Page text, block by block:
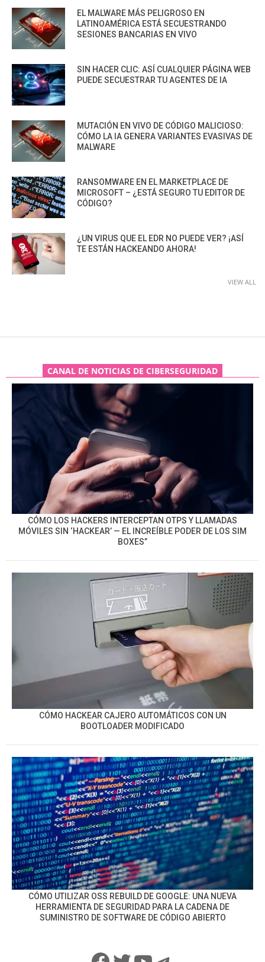
EL MALWARE MÁS PELIGROSO EN
LATINOAMÉRICA ESTÁ SECUESTRANDO
SESIONES BANCARIAS EN VIVO
SIN HACER CLIC: ASÍ CUALQUIER PÁGINA WEB
PUEDE SECUESTRAR TU AGENTES DE IA
MUTACIÓN EN VIVO DE CÓDIGO MALICIOSO:
CÓMO LA IA GENERA VARIANTES EVASIVAS DE
MALWARE
RANSOMWARE EN EL MARKETPLACE DE
MICROSOFT – ¿ESTÁ SEGURO TU EDITOR DE
CÓDIGO?
¿UN VIRUS QUE EL EDR NO PUEDE VER? ¡ASÍ
TE ESTÁN HACKEANDO AHORA!
VIEW ALL
CANAL DE NOTICIAS DE CIBERSEGURIDAD
CÓMO LOS HACKERS INTERCEPTAN OTPS Y LLAMADAS
MÓVILES SIN ‘HACKEAR’ — EL INCREÍBLE PODER DE LOS SIM
BOXES”
CÓMO HACKEAR CAJERO AUTOMÁTICOS CON UN
BOOTLOADER MODIFICADO
CÓMO UTILIZAR OSS REBUILD DE GOOGLE: UNA NUEVA
HERRAMIENTA DE SEGURIDAD PARA LA CADENA DE
SUMINISTRO DE SOFTWARE DE CÓDIGO ABIERTO